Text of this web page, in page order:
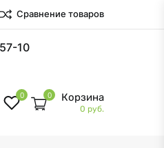
Сравнение товаров
10
0 0 Корзина
0 руб.